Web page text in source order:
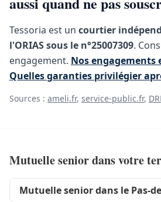
Tessoria est un courtier
l'ORIAS sous le n°25007309.
engagement. Nos
Quelles garanties privilégier
Sources : ameli.fr, service-public.fr,
Mutuelle senior dans votre
Mutuelle senior dans le Pas-